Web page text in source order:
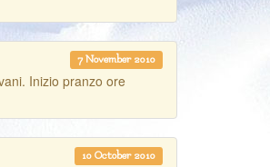
7 November 2010
Inizio pranzo ore
10 October 2010